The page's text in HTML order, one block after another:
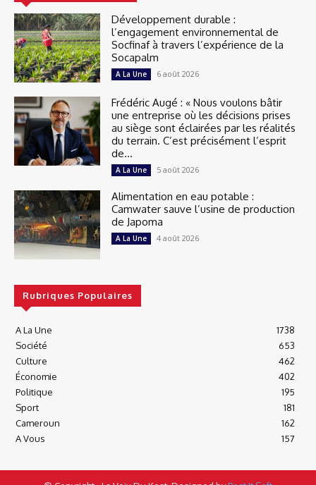
Développement durable :
l’engagement environnemental de
Socfinaf à travers l’expérience de la
Socapalm
A La Une 6 août 2026
Frédéric Augé : « Nous voulons bâtir
une entreprise où les décisions prises
au siège sont éclairées par les réalités
du terrain. C’est précisément l’esprit
de...
A La Une 5 août 2026
Alimentation en eau potable :
Camwater sauve l’usine de production
de Japoma
A La Une 4 août 2026
Rubriques Populaires
A La Une
1738
Société
653
Culture
462
Économie
402
Politique
195
Sport
181
Cameroun
162
A Vous
157